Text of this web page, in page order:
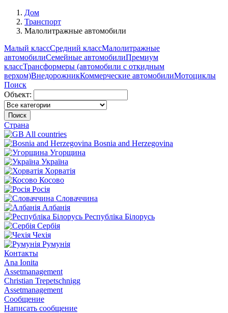
Дом
Транспорт
Малолитражные автомобили
Малый классСредний классМалолитражные
автомобилиСемейные автомобилиПремиум
классТрансформеры (автомобили с откидным
верхом)ВнедорожникКоммерческие автомобилиМотоциклы
Поиск
Объект:
Поиск
Страна
All countries
Bosnia and Herzegovina
Угорщина
Україна
Хорватія
Косово
Росія
Словаччина
Албанія
Республіка Білорусь
Сербія
Чехія
Румунія
Контакты
Ana Ionita
Assetmanagement
Christian Trepetschnigg
Assetmanagement
Сообщение
Написать сообщение